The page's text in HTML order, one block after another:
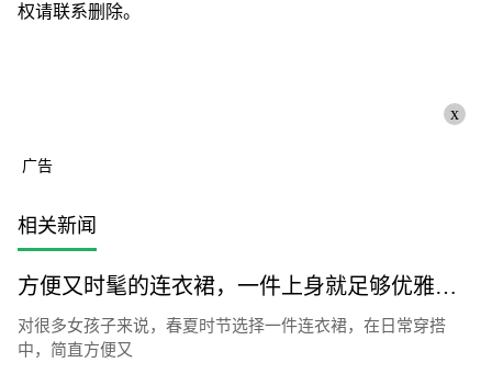
权请联系删除。
x
广告
相关新闻
方便又时髦的连衣裙，一件上身就足够优雅，轻松穿出衣品
对很多女孩子来说，春夏时节选择一件连衣裙，在日常穿搭
中，简直方便又